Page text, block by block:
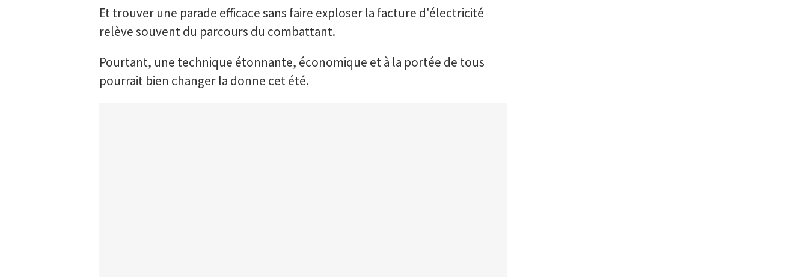
Et trouver une parade efficace sans faire exploser la facture d'électricité
relève souvent du parcours du combattant.
Pourtant, une technique étonnante, économique et à la portée de tous
pourrait bien changer la donne cet été.